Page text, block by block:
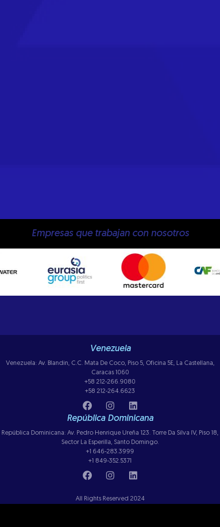
Empresas que trabajan con nosotros
Venezuela
Venezuela: Av. Blandin, C.C. Mata De Coco, Piso 5, Oficina 5E, La Castellana,
Caracas 1060
+58 212-266.9080
+58 212-264.6623
República Dominicana
República Dominicana: Av. Pedro Henrique Ureña 123. Torre Da Silva IV, Piso 18,
Sector La Esperilla, Santo Domingo.
+1 646-283.3999
+1 849-352.5371
All Rights Reserved 2024